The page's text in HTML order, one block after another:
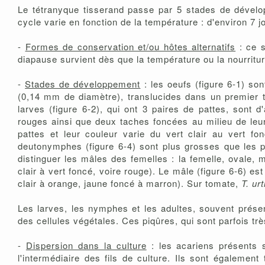
Le tétranyque tisserand passe par 5 stades de
cycle varie en fonction de la température : d'environ 7
- Formes de conservation et/ou hôtes alternatifs : ce
diapause survient dès que la température ou la
-Stades de développement : les oeufs (figure 6-1)
(0,14 mm de diamètre), translucides dans un
larves (figure 6-2), qui ont 3 paires de pattes, sont
rouges ainsi que deux taches foncées au milieu de
pattes et leur couleur varie du vert clair au vert
deutonymphes (figure 6-4) sont plus grosses que les
distinguer les mâles des femelles : la femelle, ovale,
clair à vert foncé, voire rouge). Le mâle (figure 6-6)
clair à orange, jaune foncé à marron). Sur tomate, T.
Les larves, les nymphes et les adultes, souvent
des cellules végétales. Ces piqûres, qui sont parfois
- Dispersion dans la culture : les acariens présents
l'intermédiaire des fils de culture. Ils sont